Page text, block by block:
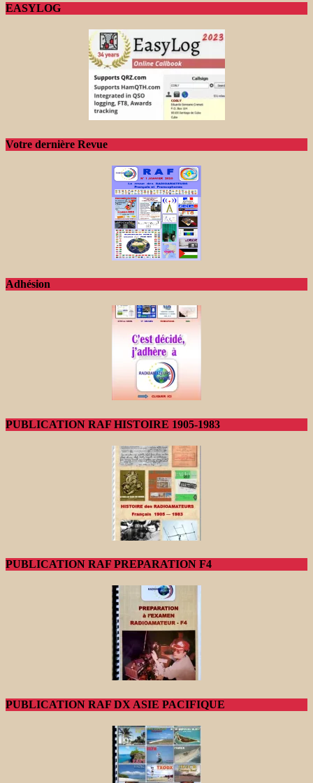
EASYLOG
Votre dernière Revue
Adhésion
PUBLICATION RAF HISTOIRE 1905-1983
PUBLICATION RAF PREPARATION F4
PUBLICATION RAF DX ASIE PACIFIQUE